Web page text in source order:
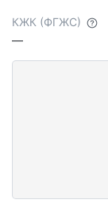
КЖК (ФГЖС)
—